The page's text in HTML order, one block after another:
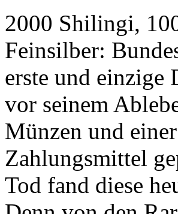
2000 Shilingi,
Feinsilber:
erste und einzige
vor seinem
Münzen und
Zahlungsmittel
Tod fand diese